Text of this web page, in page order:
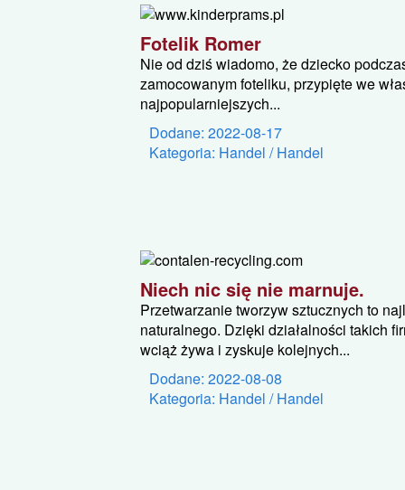
Fotelik Romer
Nie od dziś wiadomo, że dziecko
zamocowanym foteliku, przypięte we
najpopularniejszych...
Dodane: 2022-08-17
Kategoria: Handel / Handel
Niech nic się nie marnuje.
Przetwarzanie tworzyw sztucznych to
naturalnego. Dzięki działalności takich
wciąż żywa i zyskuje kolejnych...
Dodane: 2022-08-08
Kategoria: Handel / Handel